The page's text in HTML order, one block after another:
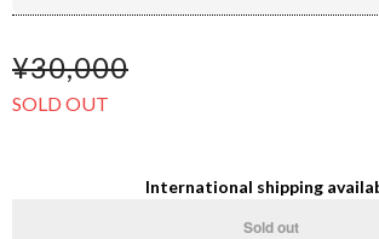
¥30,000
SOLD OUT
International shipping
Sold out